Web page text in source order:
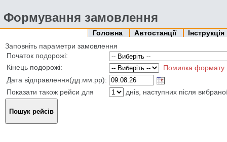
Формування замовлення
Головна Автостанції
Інструкція
Заповніть параметри замовлення
Початок подорожі:
Кінець подорожі:
Помилка формату
Дата відправлення(дд.мм.рр):
Показати також рейси для
днів, наступних після